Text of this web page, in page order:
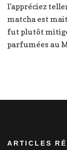
l’appréciez
matcha est
fut plutôt
parfumées au
ARTICLES